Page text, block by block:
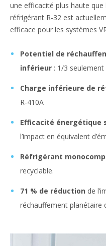
une efficacité plus haute
réfrigérant R-32 est
efficace pour les systèmes
Potentiel de
inférieur : 1/3 seulement
Charge inférieure de
R-410A
Efficacité énergétique
l’impact en équivalent
Réfrigérant
recyclable.
71 % de réduction de
réchauffement planétaire